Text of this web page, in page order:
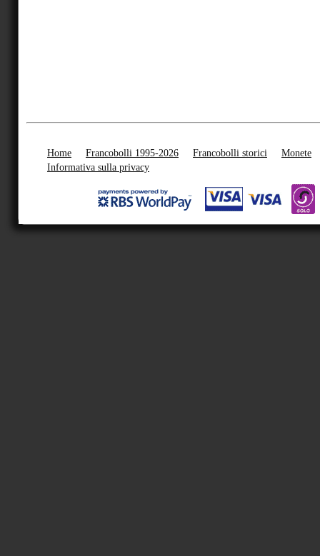
Home Francobolli 1995-2026 Francobolli storici
Monete
Informativa sulla privacy